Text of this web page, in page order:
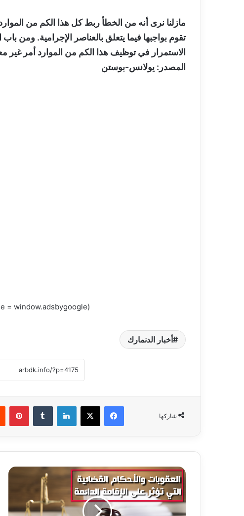
مازلنا نرى أنه من الخطأ ربط كل هذا الكم من
تقوم بواجبها فيما يتعلق بالعناصر الإجرامية. ومن
الاستمرار في توظيف هذا الكم من الموارد أمر غير
المصدر: يولانس-بوستن
(adsbygoogle = window.adsbygoogle || []).push({});
أخبار الدنمارك
شاركها
فيسبوك ‫X لينكدإن بينتيريست
ا
ق
و